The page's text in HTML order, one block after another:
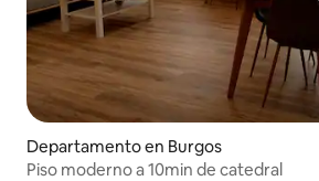
Departamento en Burgos
Piso moderno a 10min de catedral